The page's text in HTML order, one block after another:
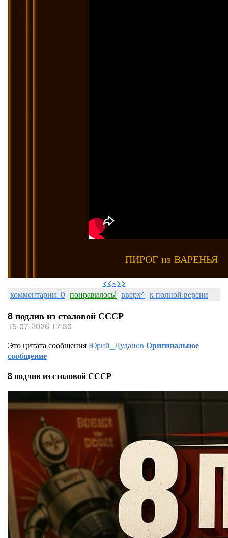
ПИРОГ из ВАРЕНЬЯ
<<~>>
комментарии: 0 понравилось! вверх^ к полной версии
8 подлив из столовой СССР
15-07-2026 17:30
Это цитата сообщенияЮрий_Дуданов Оригинальное
сообщение
8 подлив из столовой СССР